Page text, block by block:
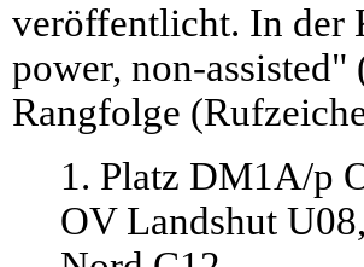
veröffentlicht. In der
power, non-
Rangfolge
1. Platz DM1A/p
OV Landshut